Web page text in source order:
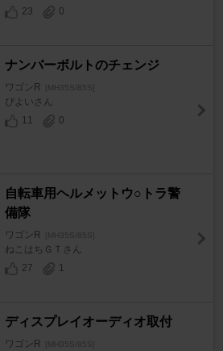
23
0
ナンバーボルトのチェンジ
ワゴンR [MH35S/85S]
ぴよいさん
11
0
自転車用ヘルメットウ○トラ警
備隊
ワゴンR [MH35S/85S]
ねこはちＧＴさん
27
1
ディスプレイオーディオ取付
ワゴンR [MH35S/85S]